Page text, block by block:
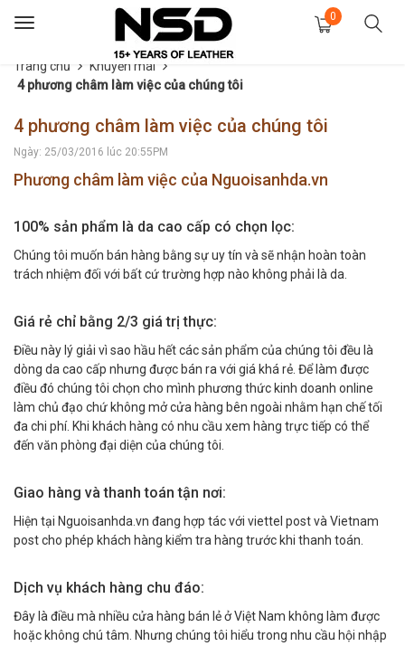
Toggle
0
Trang chủ
Khuyến mãi
4 phương châm làm việc của chúng tôi
4 phương châm làm việc của chúng tôi
Ngày: 25/03/2016 lúc 20:55PM
Phương châm làm việc của Nguoisanhda.vn
100% sản phẩm là da cao cấp có chọn lọc:
Chúng tôi muốn bán hàng bằng sự uy tín và sẽ nhận hoàn toàn
trách nhiệm đối với bất cứ trường hợp nào không phải là da.
Giá rẻ chỉ bằng 2/3 giá trị thực:
Điều này lý giải vì sao hầu hết các sản phẩm của chúng tôi đều là
dòng da cao cấp nhưng được bán ra với giá khá rẻ. Để làm được
điều đó chúng tôi chọn cho mình phương thức kinh doanh online
làm chủ đạo chứ không mở cửa hàng bên ngoài nhằm hạn chế tối
đa chi phí. Khi khách hàng có nhu cầu xem hàng trực tiếp có thể
đến văn phòng đại diện của chúng tôi.
Giao hàng và thanh toán tận nơi:
Hiện tại Nguoisanhda.vn đang hợp tác với viettel post và Vietnam
post cho phép khách hàng kiểm tra hàng trước khi thanh toán.
Dịch vụ khách hàng chu đáo:
Đây là điều mà nhiều cửa hàng bán lẻ ở Việt Nam không làm được
hoặc không chú tâm. Nhưng chúng tôi hiểu trong nhu cầu hội nhập